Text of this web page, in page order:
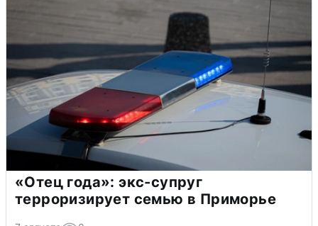
«Отец года»: экс-супруг
терроризирует семью в Приморье